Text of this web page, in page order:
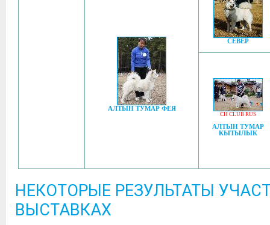
АЛТЫН ТУМАР ФЕЯ
СЕВЕР
CH CLUB RUS
АЛТЫН ТУМАР
КЫТЫЛЫК
НЕКОТОРЫЕ РЕЗУЛЬТАТЫ
ВЫСТАВКАХ